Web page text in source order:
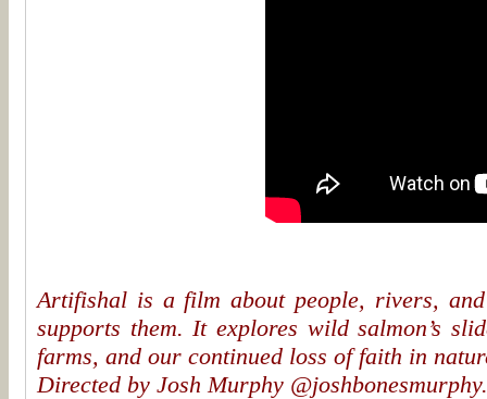
Artifishal is a film about people, rivers,
supports them. It explores wild salmon’s
farms, and our continued loss of faith in
Directed by Josh Murphy @joshbonesmurphy.